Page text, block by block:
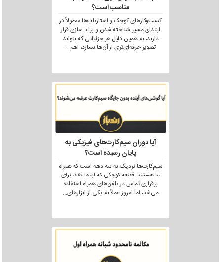
مناسب است؟
کسب‌وکارهای کوچک و استارتاپ‌ها معمولاً در
ابتدای مسیر شناخته شدن و برند سازی قرار
دارند، به همین دلیل هر جزئیاتی که بتواند
تصویر حرفه‌ای‌تری از آن‌ها بسازد، اهم...
آیا دوران سیم‌کارت‌های فیزیکی به
پایان رسیده است؟
سیم‌کارت‌ها نزدیک به سه دهه است که همراه
ما هستند؛ قطعه کوچکی که ابتدا فقط برای
برقراری تماس در تلفن‌های همراه استفاده
می‌شد، اما امروز عملاً به یکی از ابزارهای...